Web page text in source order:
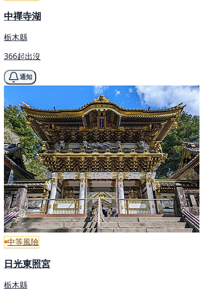
中禪寺湖
栃木縣
366起出沒
通知
中等風險
日光東照宮
栃木縣